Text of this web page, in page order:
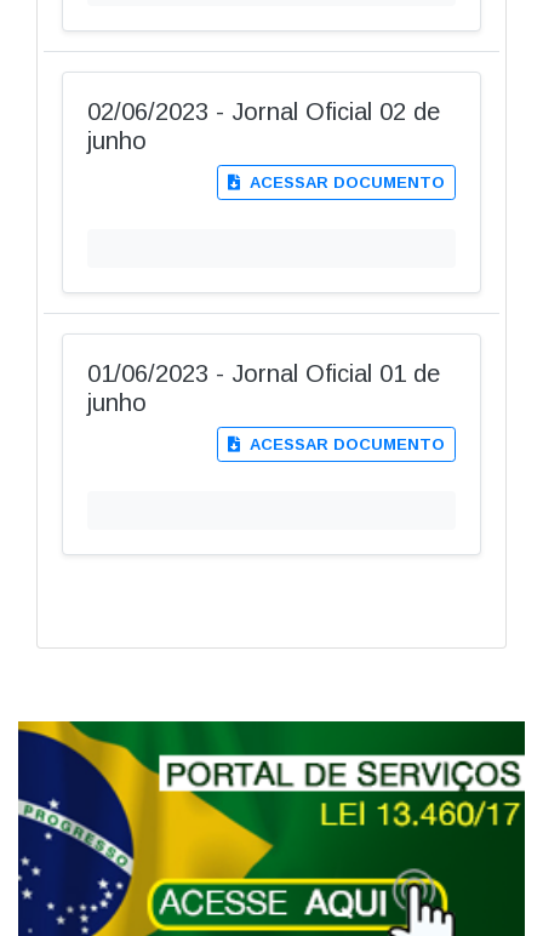
02/06/2023 - Jornal Oficial 02 de
junho
ACESSAR DOCUMENTO
01/06/2023 - Jornal Oficial 01 de
junho
ACESSAR DOCUMENTO